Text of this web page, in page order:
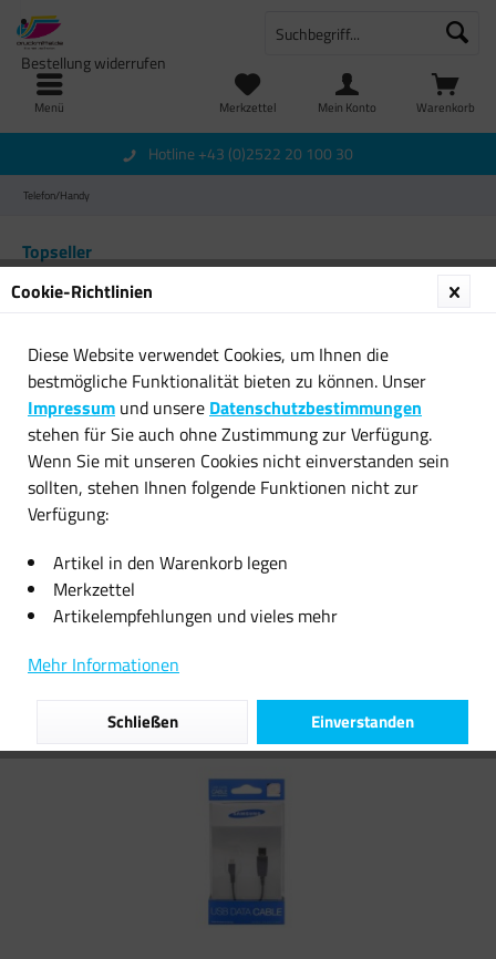
Menü Warenkorb
Merkzettel
Bestellung widerrufen
Mein Konto
Hotline +43 (0)2522 20 100 30
Telefon/Handy
Topseller
Samsung USB Daten- und
Ladekabel schwarz für...
RAMPOW USB-C Ladekabel
0,2 M QC 3.0 Nylonkabel...
Cookie-Richtlinien
Diese Website verwendet Cookies, um Ihnen die
bestmögliche Funktionalität bieten zu können. Unser
Impressum und unsere Datenschutzbestimmungen
stehen für Sie auch ohne Zustimmung zur Verfügung.
Wenn Sie mit unseren Cookies nicht einverstanden sein
sollten, stehen Ihnen folgende Funktionen nicht zur
Verfügung:
Artikel in den Warenkorb legen
Merkzettel
Artikelempfehlungen und vieles mehr
Mehr Informationen
Einverstanden
Schließen